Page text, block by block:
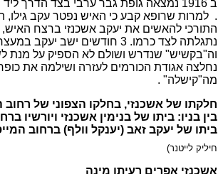
ב 1916 נמצאה גופת גבר ערבי בצד הדרך
. למרות שרופא קבע כי האיש נפטר עקב גילו,
התורכי להאשים את יעקב אשכנזי ברצח
נתגלתה לצד כרמו. 3 חודשים ישב
וה"בקשיש" שנדרש ושולם לא הספיק על מנת
נחלצה אגודת הכורמים לעזרה ושילמה את
מה"קישלה" .
חלקתו של אשכנזי, בחלקו הצפוני של רחוב
ביתו של יעקב זאב (יענקל וולף) ברחוב
חיליק לייטנר)
אשכנזי אפרים רעיתו מינה